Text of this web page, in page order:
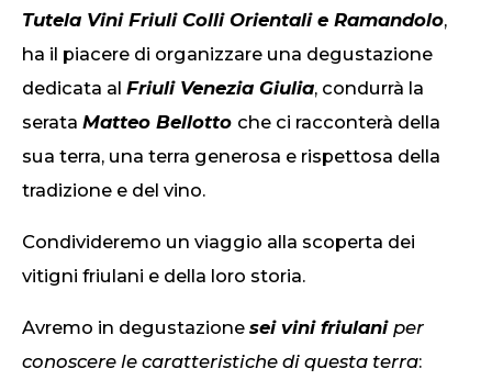
Tutela Vini Friuli Colli Orientali e Ramandolo,
ha il piacere di organizzare una degustazione
dedicata al Friuli Venezia Giulia, condurrà la
serata Matteo Bellotto che ci racconterà della
sua terra, una terra generosa e rispettosa della
tradizione e del vino.
Condivideremo un viaggio alla scoperta dei
vitigni friulani e della loro storia.
Avremo in degustazione sei vini friulani per
conoscere le caratteristiche di questa terra: